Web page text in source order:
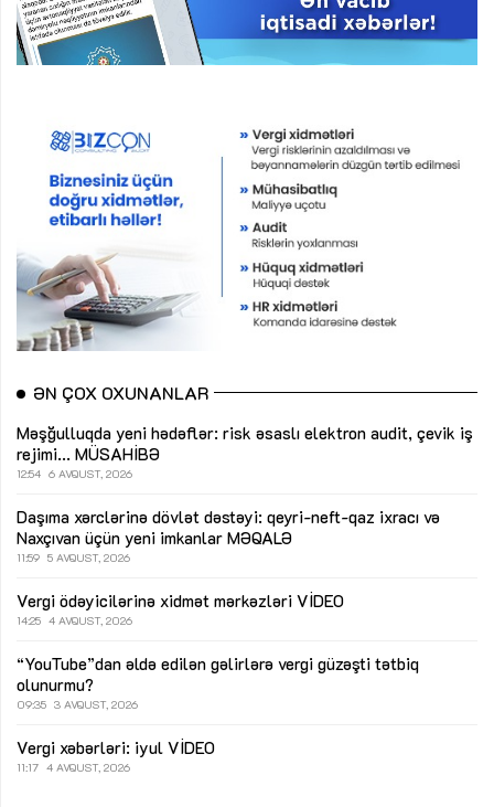
ƏN ÇOX OXUNANLAR
Məşğulluqda yeni hədəflər: risk əsaslı elektron audit, çevik iş
rejimi... MÜSAHİBƏ
12:54 6 AVQUST, 2026
Daşıma xərclərinə dövlət dəstəyi: qeyri-neft-qaz ixracı və
Naxçıvan üçün yeni imkanlar MƏQALƏ
11:59 5 AVQUST, 2026
Vergi ödəyicilərinə xidmət mərkəzləri VİDEO
14:25 4 AVQUST, 2026
“YouTube”dan əldə edilən gəlirlərə vergi güzəşti tətbiq
olunurmu?
09:35 3 AVQUST, 2026
Vergi xəbərləri: iyul VİDEO
11:17 4 AVQUST, 2026